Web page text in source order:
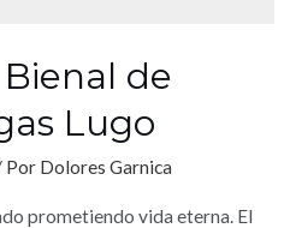
de
Lugo
Dolores Garnica
prometiendo vida eterna. El